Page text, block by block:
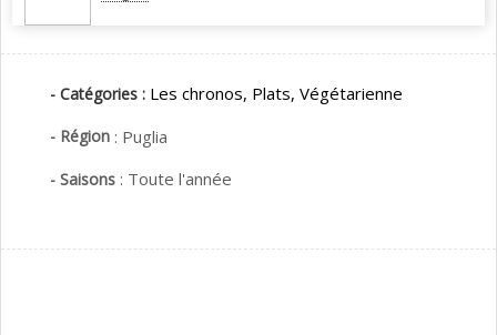
- Catégories : Les chronos, Plats, Végétarienne
- Région : Puglia
- Saisons : Toute l'année